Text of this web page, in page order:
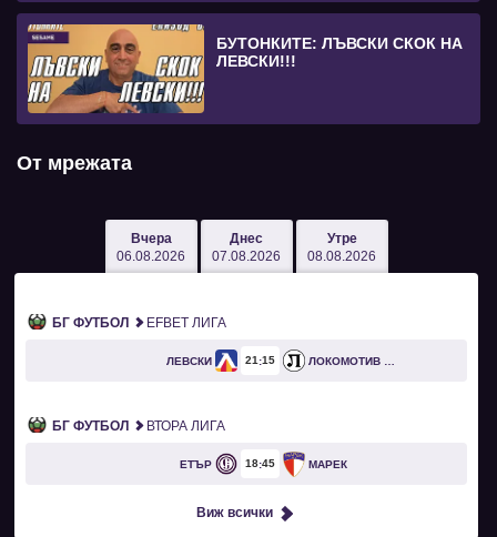
БУТОНКИТЕ: ЛЪВСКИ СКОК НА
ЛЕВСКИ!!!
От мрежата
Вчера
06.08.2026
Днес
07.08.2026
Утре
08.08.2026
БГ ФУТБОЛ EFBET ЛИГА
ЛЕВСКИ 21 15 ЛОКОМОТИВ ПЛОВДИВ
БГ ФУТБОЛ ВТОРА ЛИГА
ЕТЪР 18 45 МАРЕК
Виж всички